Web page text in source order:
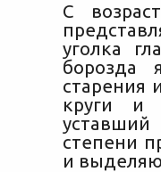
С
уголка
борозда
старения
круги и
уставший
степени
и